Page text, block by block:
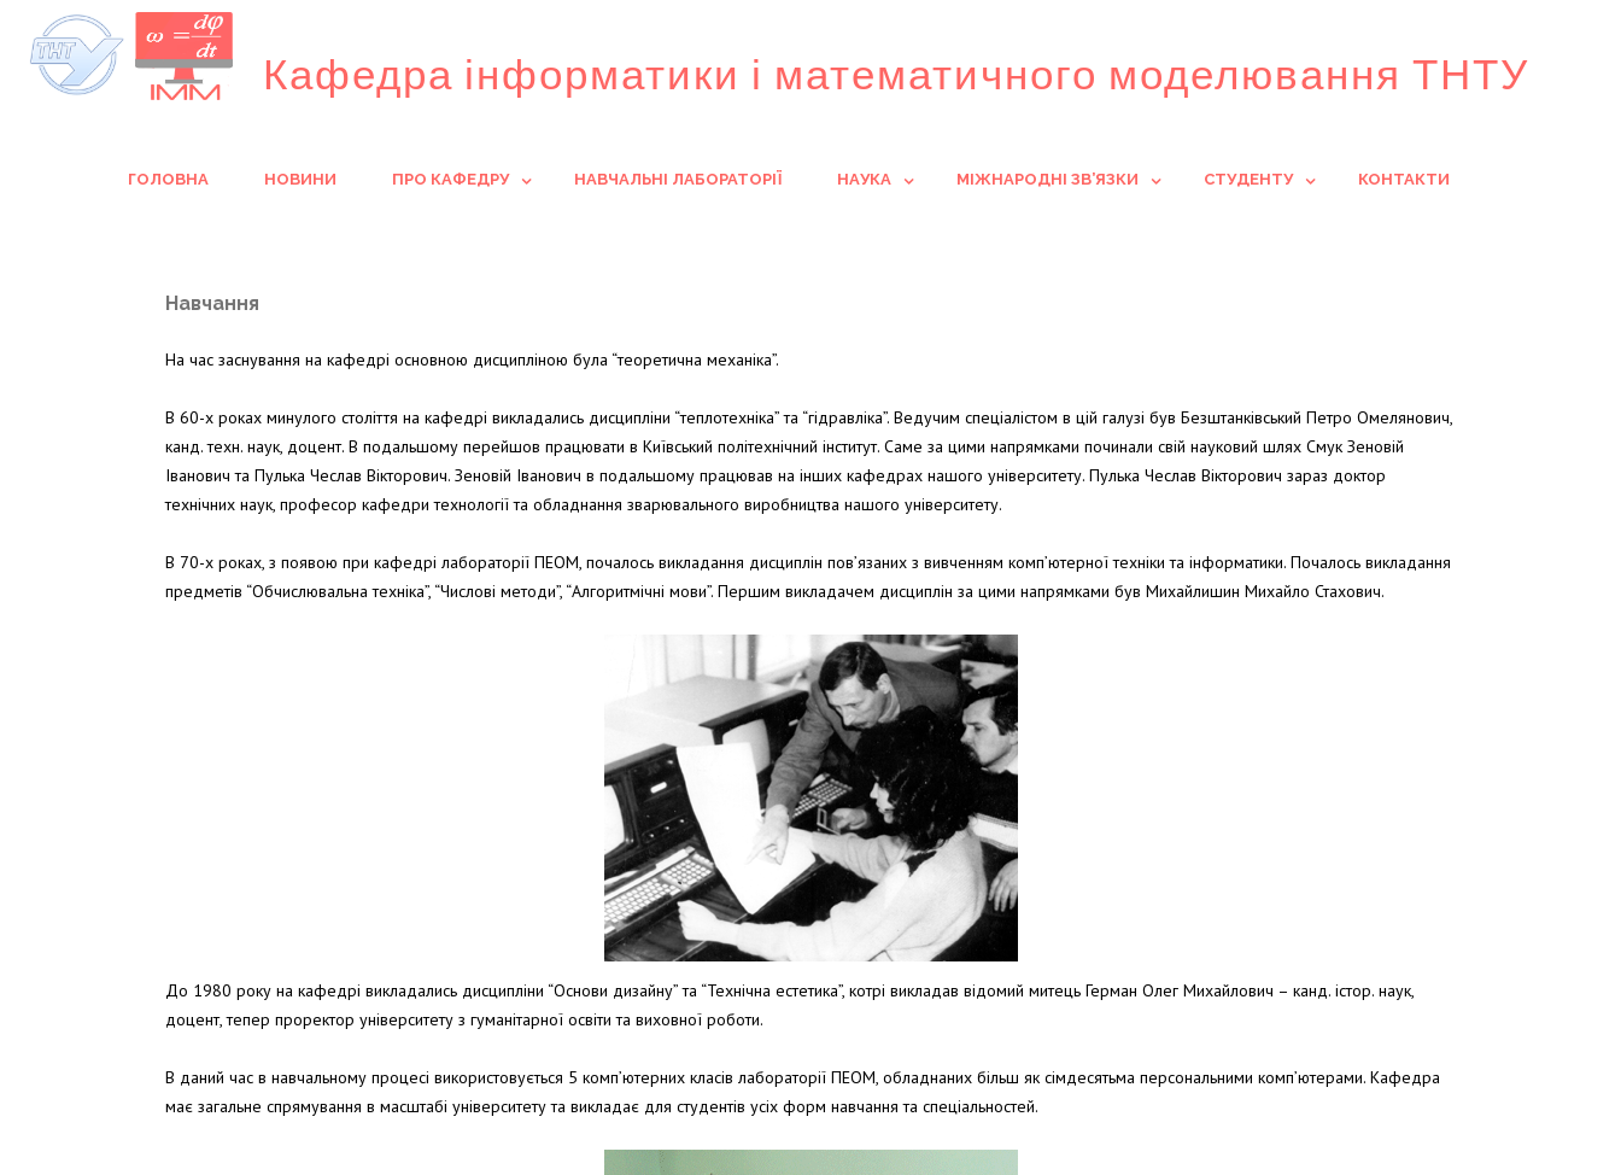
Кафедра інформатики і математичного моделювання ТНТУ
ГОЛОВНА НОВИНИ ПРО КАФЕДРУ НАВЧАЛЬНІ ЛАБОРАТОРІЇ НАУКА МІЖНАРОДНІ ЗВ’ЯЗКИ СТУДЕНТУ КОНТАКТИ
Навчання
На час заснування на кафедрі основною дисципліною була “теоретична механіка”.
В 60-х роках минулого століття на кафедрі викладались дисципліни “теплотехніка” та “гідравліка”. Ведучим спеціалістом в цій галузі був Безштанківський Петро Омелянович,
канд. техн. наук, доцент. В подальшому перейшов працювати в Київський політехнічний інститут. Саме за цими напрямками починали свій науковий шлях Смук Зеновій
Іванович та Пулька Чеслав Вікторович. Зеновій Іванович в подальшому працював на інших кафедрах нашого університету. Пулька Чеслав Вікторович зараз доктор
технічних наук, професор кафедри технології та обладнання зварювального виробництва нашого університету.
В 70-х роках, з появою при кафедрі лабораторії ПЕОМ, почалось викладання дисциплін пов’язаних з вивченням комп’ютерної техніки та інформатики. Почалось викладання
предметів “Обчислювальна техніка”, “Числові методи”, “Алгоритмічні мови”. Першим викладачем дисциплін за цими напрямками був Михайлишин Михайло Стахович.
До 1980 року на кафедрі викладались дисципліни “Основи дизайну” та “Технічна естетика”, котрі викладав відомий митець Герман Олег Михайлович – канд. iстор. наук,
доцент, тепер проректор університету з гуманітарної освіти та виховної роботи.
В даний час в навчальному процесі використовується 5 комп’ютерних класів лабораторії ПЕОМ, обладнаних більш як сімдесятьма персональними комп’ютерами. Кафедра
має загальне спрямування в масштабі університету та викладає для студентів усіх форм навчання та спеціальностей.